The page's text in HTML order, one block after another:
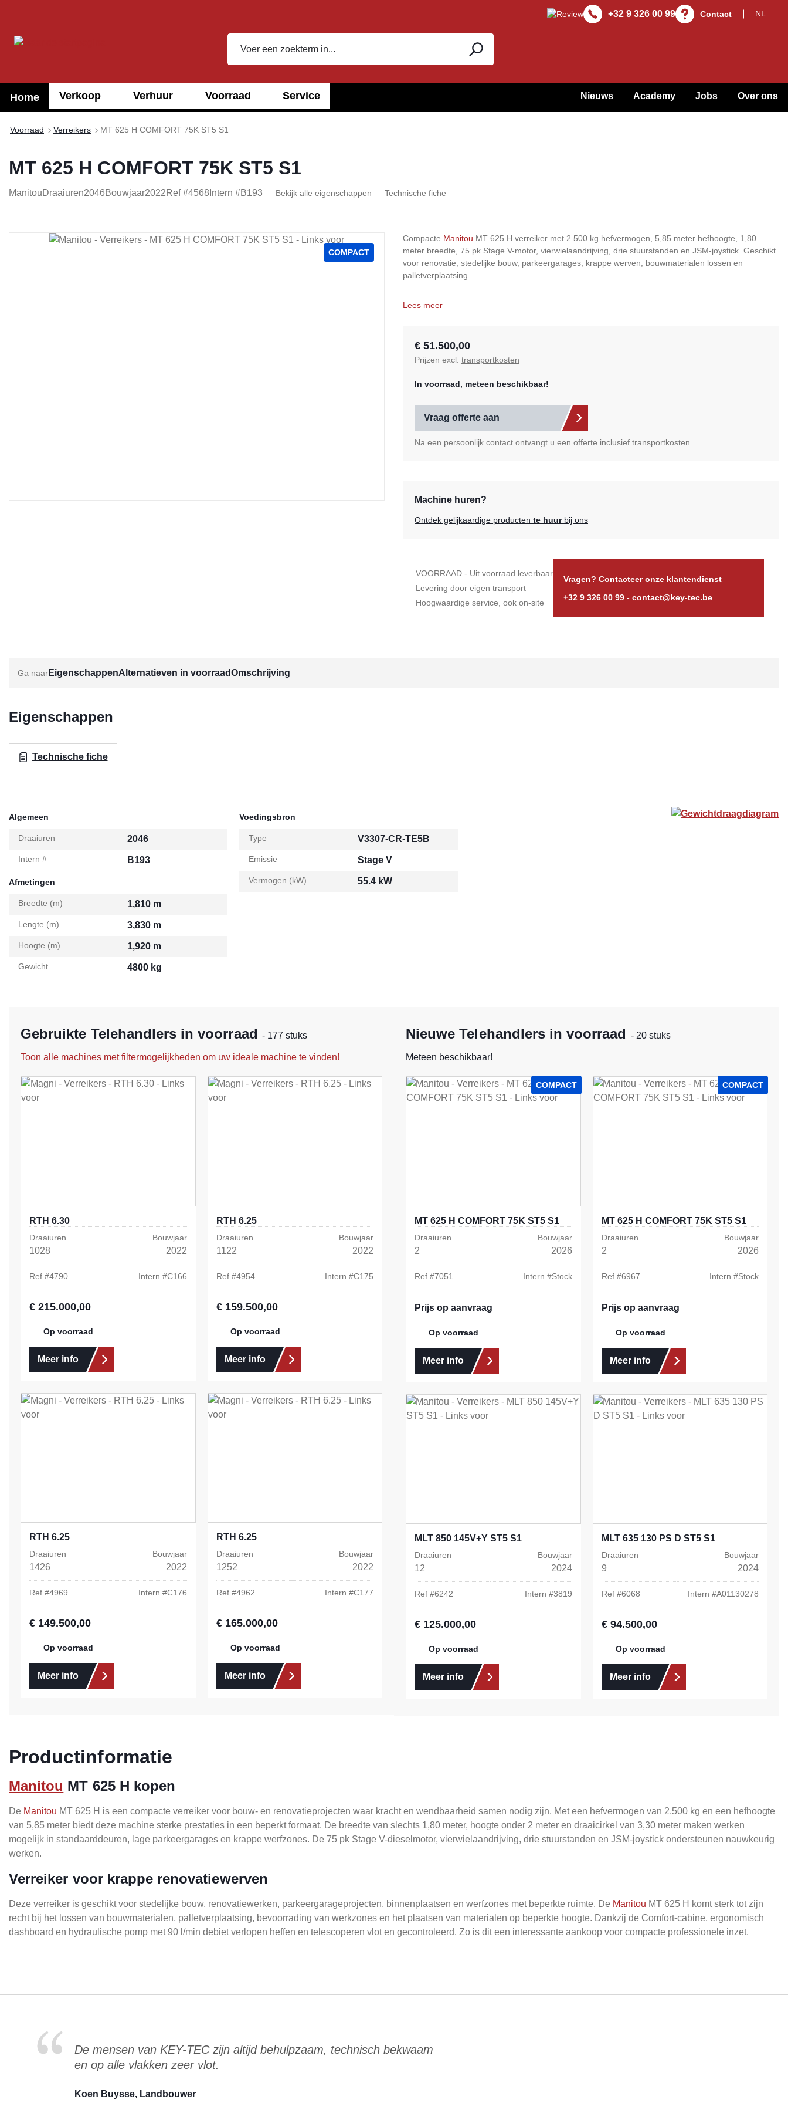
+32 9 326 00 99 Contact
Home Verkoop Verhuur Voorraad Service Nieuws Academy Jobs Over ons
Voorraad Verreikers MT 625 H COMFORT 75K ST5 S1
MT 625 H COMFORT 75K ST5 S1
ManitouDraaiuren2046Bouwjaar2022Ref #4568 Intern #B193 Bekijk alle eigenschappen Technische fiche
Afbeeldingengalerij overslaan
COMPACT
Compacte Manitou MT 625 H verreiker met 2.500 kg hefvermogen, 5,85 meter hefhoogte, 1,80
meter breedte, 75 pk Stage V-motor, vierwielaandrijving, drie stuurstanden en JSM-joystick. Geschikt
voor renovatie, stedelijke bouw, parkeergarages, krappe werven, bouwmaterialen lossen en
palletverplaatsing.
Lees meer
€ 51.500,00
Prijzen excl. transportkosten
In voorraad, meteen beschikbaar!
Vraag offerte aan
Na een persoonlijk contact ontvangt u een offerte inclusief transportkosten
Machine huren?
Ontdek gelijkaardige producten te huurbij ons
VOORRAAD - Uit voorraad leverbaar
Levering door eigen transport
Hoogwaardige service, ook on-site
Vragen? Contacteer onze klantendienst
+32 9 326 00 99- contact@key-tec.be
EigenschappenAlternatieven in voorraadOmschrijving
Eigenschappen
Technische fiche
Algemeen
Draaiuren 2046
Intern # B193
Afmetingen
Breedte (m) 1,810 m
Lengte (m) 3,830 m
Hoogte (m) 1,920 m
Gewicht 4800 kg
Voedingsbron
Type V3307-CR-TE5B
Emissie Stage V
Vermogen (kW) 55.4 kW
Gewichtdraagdiagram
Gebruikte Telehandlers in voorraad - 177 stuks
Toon alle machines met filtermogelijkheden om uw ideale machine te vinden!
RTH 6.30
Draaiuren
1028
Bouwjaar
2022
Ref #4790 Intern #C166
Normale prijs:
€ 215.000,00
Op voorraad
Meer info
RTH 6.25
Draaiuren
1122
Bouwjaar
2022
Ref #4954 Intern #C175
Normale prijs:
€ 159.500,00
Op voorraad
Meer info
RTH 6.25
Draaiuren
1426
Bouwjaar
2022
Ref #4969 Intern #C176
Normale prijs:
€ 149.500,00
Op voorraad
Meer info
RTH 6.25
Draaiuren
1252
Bouwjaar
2022
Ref #4962 Intern #C177
Normale prijs:
€ 165.000,00
Op voorraad
Meer info
Nieuwe Telehandlers in voorraad - 20 stuks
Meteen beschikbaar!
COMPACT
MT 625 H COMFORT 75K ST5 S1
Draaiuren
2
Bouwjaar
2026
Ref #7051 Intern #Stock
Prijs op aanvraag
Op voorraad
Meer info
COMPACT
MT 625 H COMFORT 75K ST5 S1
Draaiuren
2
Bouwjaar
2026
Ref #6967 Intern #Stock
Prijs op aanvraag
Op voorraad
Meer info
MLT 850 145V+Y ST5 S1
Draaiuren
12
Bouwjaar
2024
Ref #6242 Intern #3819
Normale prijs:
€ 125.000,00
Op voorraad
Meer info
MLT 635 130 PS D ST5 S1
Draaiuren
9
Bouwjaar
2024
Ref #6068 Intern #A01130278
Normale prijs:
€ 94.500,00
Op voorraad
Meer info
Productinformatie
Manitou MT 625 H kopen
De Manitou MT 625 H is een compacte verreiker voor bouw- en renovatieprojecten waar kracht en wendbaarheid samen nodig zijn. Met een hefvermogen van 2.500 kg en een hefhoogte
van 5,85 meter biedt deze machine sterke prestaties in een beperkt formaat. De breedte van slechts 1,80 meter, hoogte onder 2 meter en draaicirkel van 3,30 meter maken werken
mogelijk in standaarddeuren, lage parkeergarages en krappe werfzones. De 75 pk Stage V-dieselmotor, vierwielaandrijving, drie stuurstanden en JSM-joystick ondersteunen nauwkeurig
werken.
Verreiker voor krappe renovatiewerven
Deze verreiker is geschikt voor stedelijke bouw, renovatiewerken, parkeergarageprojecten, binnenplaatsen en werfzones met beperkte ruimte. De Manitou MT 625 H komt sterk tot zijn
recht bij het lossen van bouwmaterialen, palletverplaatsing, bevoorrading van werkzones en het plaatsen van materialen op beperkte hoogte. Dankzij de Comfort-cabine, ergonomisch
dashboard en hydraulische pomp met 90 l/min debiet verlopen heffen en telescoperen vlot en gecontroleerd. Zo is dit een interessante aankoop voor compacte professionele inzet.
De mensen van KEY-TEC zijn altijd behulpzaam, technisch bekwaam
en op alle vlakken zeer vlot.
Koen Buysse, Landbouwer